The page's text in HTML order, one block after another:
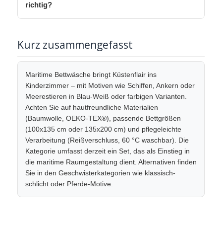
richtig?
Kurz zusammengefasst
Maritime Bettwäsche bringt Küstenflair ins
Kinderzimmer – mit Motiven wie Schiffen, Ankern oder
Meerestieren in Blau-Weiß oder farbigen Varianten.
Achten Sie auf hautfreundliche Materialien
(Baumwolle, OEKO-TEX®), passende Bettgrößen
(100x135 cm oder 135x200 cm) und pflegeleichte
Verarbeitung (Reißverschluss, 60 °C waschbar). Die
Kategorie umfasst derzeit ein Set, das als Einstieg in
die maritime Raumgestaltung dient. Alternativen finden
Sie in den Geschwisterkategorien wie klassisch-
schlicht oder Pferde-Motive.